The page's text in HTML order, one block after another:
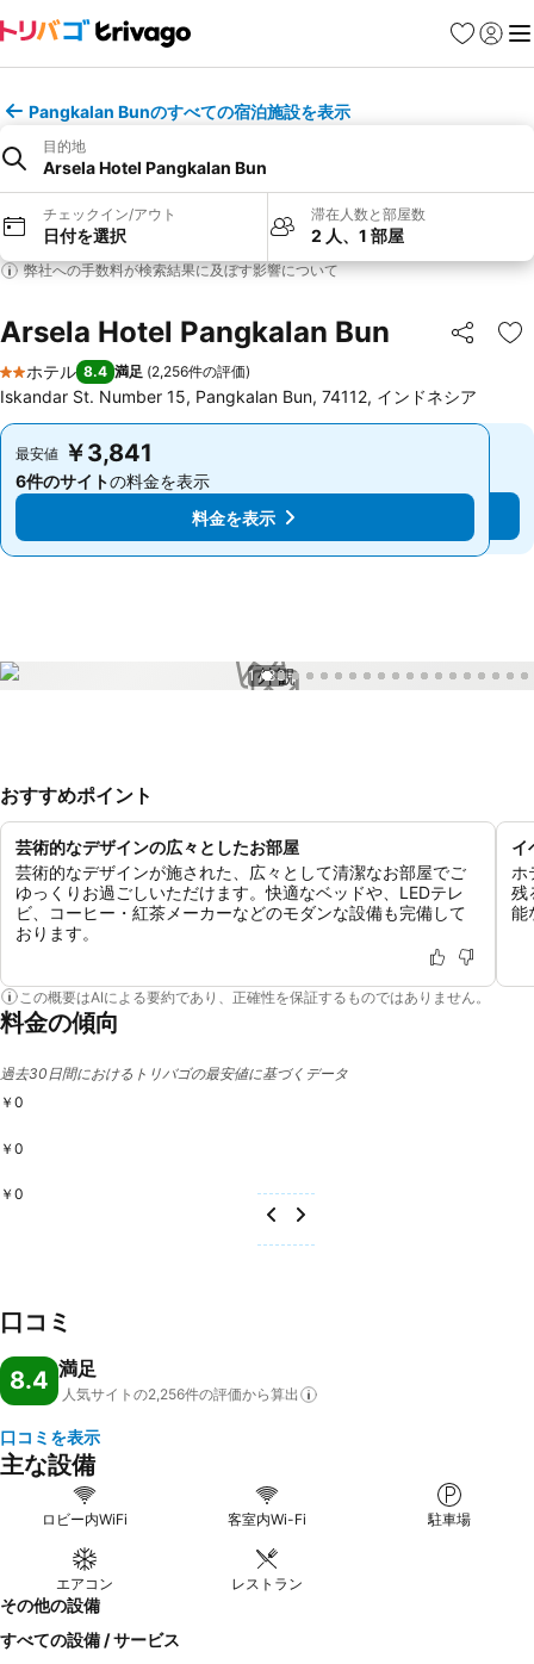
お気に入り
ログイ
メ
Pangkalan Bunのすべての宿泊施設を表示
目的地
Arsela Hotel Pangkalan Bun
チェックイン/アウト
日付を選択
滞在人数と部屋数
2 人、1 部屋
弊社への手数料が検索結果に及ぼす影響について
Arsela Hotel Pangkalan Bun シェア
お
2 ホテルのランク
ホテル 8.4 満足 (2,256件の評価)
Iskandar St. Number 15, Pangkalan Bun, 74112, インドネシア
最安値 ￥3,841
6件のサイトの料金を表示
料金を表示
最安値 ￥3,841
6件のサイトの料金を表示
料金を表示
1 / 33
おすすめポイント
芸術的なデザインの広々としたお部屋
芸術的なデザインが施された、広々として清潔なお部屋でご
ゆっくりお過ごしいただけます。快適なベッドや、LEDテレ
ビ、コーヒー・紅茶メーカーなどのモダンな設備も完備して
おります。
イ
ホ
残
能
この概要はAIによる要約であり、正確性を保証するものではありません。
料金の傾向
過去30日間におけるトリバゴの最安値に基づくデータ
￥0
￥0
￥0
口コミ
8.4 満足
人気サイトの2,256件の評価から算出
口コミを表示
主な設備
ロビー内WiFi 客室内Wi-Fi 駐車場
エアコン レストラン
その他の設備
すべての設備 / サービス